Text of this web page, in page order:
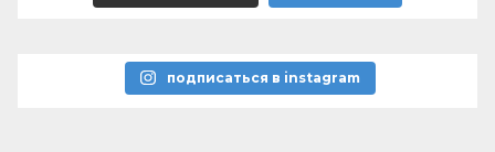
подписаться в instagram